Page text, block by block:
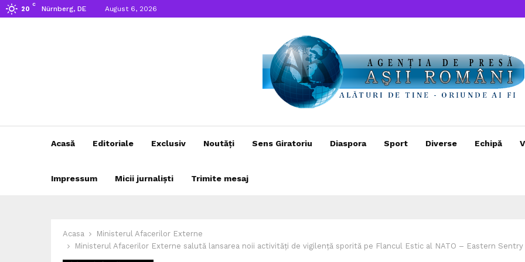
20
C
Nürnberg, DE August 6, 2026
Acasă Editoriale Exclusiv Noutăți Sens Giratoriu Diaspora Sport Diverse Echipă
Impressum Micii jurnaliști Trimite mesaj
Acasa
Ministerul Afacerilor Externe
Ministerul Afacerilor Externe salută lansarea noii activități de vigilență sporită pe Flancul Estic al NATO – Eastern Sentry